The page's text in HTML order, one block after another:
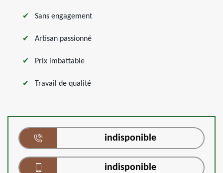
Sans engagement
Artisan passionné
Prix imbattable
Travail de qualité
indisponible
indisponible